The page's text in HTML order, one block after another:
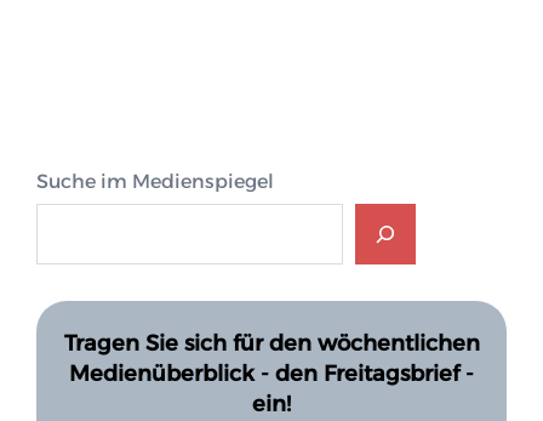
Suche im Medienspiegel
Tragen Sie sich für den wöchentlichen
Medienüberblick - den Freitagsbrief -
ein!